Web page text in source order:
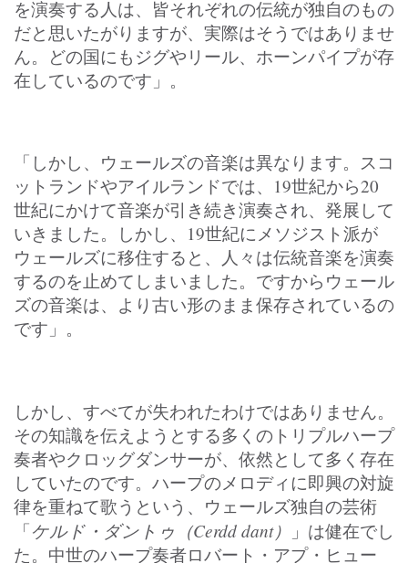
を演奏する人は、皆それぞれの伝統が独自のもの
だと思いたがりますが、実際はそうではありませ
ん。どの国にもジグやリール、ホーンパイプが存
在しているのです」。
「しかし、ウェールズの音楽は異なります。スコ
ットランドやアイルランドでは、19世紀から20
世紀にかけて音楽が引き続き演奏され、発展して
いきました。しかし、19世紀にメソジスト派が
ウェールズに移住すると、人々は伝統音楽を演奏
するのを止めてしまいました。ですからウェール
ズの音楽は、より古い形のまま保存されているの
です」。
しかし、すべてが失われたわけではありません。
その知識を伝えようとする多くのトリプルハープ
奏者やクロッグダンサーが、依然として多く存在
していたのです。ハープのメロディに即興の対旋
律を重ねて歌うという、ウェールズ独自の芸術
「ケルド・ダントゥ（Cerdd dant）
」は健在でし
た。中世のハープ奏者ロバート・アプ・ヒュー